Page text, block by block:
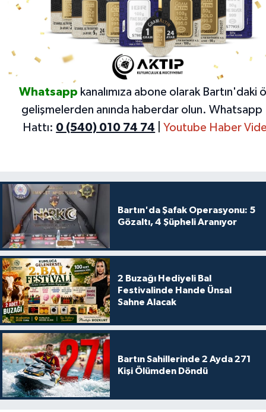
Whatsapp kanalımıza abone olarak Bartın'daki
gelişmelerden anında haberdar olun. Whatsapp
Hattı: 0 (540) 010 74 74 Youtube Haber
Bartın'da Şafak Operasyonu: 5
Gözaltı, 4 Şüpheli Aranıyor
2 Buzağı Hediyeli Bal
Festivalinde Hande Ünsal
Sahne Alacak
Bartın Sahillerinde 2 Ayda 271
Kişi Ölümden Döndü